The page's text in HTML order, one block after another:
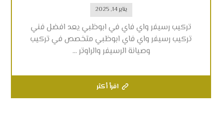
يناير 14, 2025
تركيب رسيفر واي فاي في ابوظبي يعد افضل فني
تركيب رسيفر واي فاي ابوظبي متخصص في تركيب
وصيانة الرسيفر والراوتر ...
اقرأ أكثر